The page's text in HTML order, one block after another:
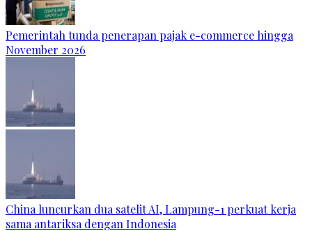
Pemerintah tunda penerapan pajak e-commerce hingga
November 2026
China luncurkan dua satelit AI, Lampung-1 perkuat kerja
sama antariksa dengan Indonesia